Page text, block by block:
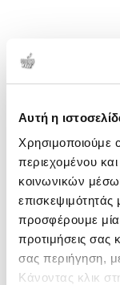
Αυτή η
Χρησιμοποιούμε
περιεχομένου
κοινωνικών
επισκεψιμότητάς
προσφέρουμε μία
προτιμήσεις σας
σας περιήγηση,
Κάνοντας κλικ